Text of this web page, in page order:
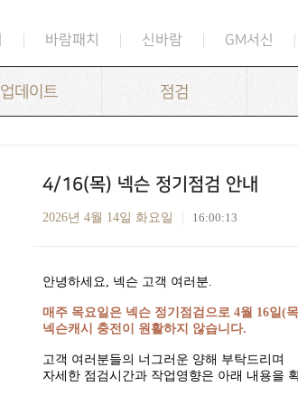
바람패치 신바람 GM서신
업데이트 점검
4/16(목) 넥슨 정기점검 안내
2026년 4월 14일 화요일 16:00:13
안녕하세요, 넥슨 고객 여러분.
매주 목요일은 넥슨 정기점검으로 4월 16일(목
넥슨캐시 충전이 원활하지 않습니다.
고객 여러분들의 너그러운 양해 부탁드리며
자세한 점검시간과 작업영향은 아래 내용을